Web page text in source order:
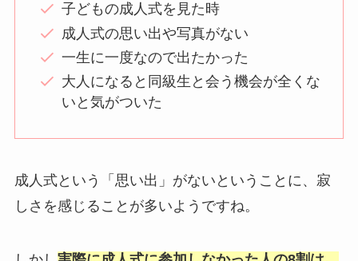
子どもの成人式を見た時
成人式の思い出や写真がない
一生に一度なので出たかった
大人になると同級生と会う機会が全くな
いと気がついた
成人式という「思い出」がないということに、寂
しさを感じることが多いようですね。